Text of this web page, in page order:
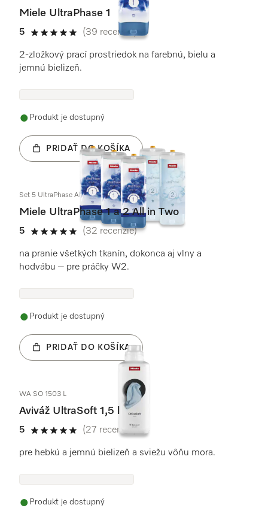
Miele UltraPhase 1
5
5 / 5
(39 recenzie)
2-zložkový prací prostriedok na farebnú, bielu a
jemnú bielizeň.
Produkt je dostupný
PRIDAŤ DO KOŠÍKA
Set 5 UltraPhase All in Two
Miele UltraPhase 1 a 2 All in Two
5
5 / 5
(32 recenzie)
na pranie všetkých tkanín, dokonca aj vlny a
hodvábu – pre práčky W2.
Produkt je dostupný
PRIDAŤ DO KOŠÍKA
WA SO 1503 L
Aviváž UltraSoft 1,5 l
5
5 / 5
(27 recenzie)
pre hebkú a jemnú bielizeň a sviežu vôňu mora.
Produkt je dostupný